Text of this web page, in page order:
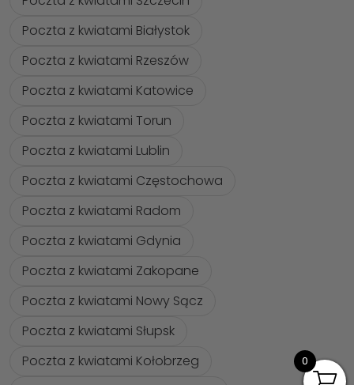
Poczta z kwiatami Białystok
Poczta z kwiatami Rzeszów
Poczta z kwiatami Katowice
Poczta z kwiatami Torun
Poczta z kwiatami Lublin
Poczta z kwiatami Częstochowa
Poczta z kwiatami Radom
Poczta z kwiatami Gdynia
Poczta z kwiatami Zakopane
Poczta z kwiatami Nowy Sącz
Poczta z kwiatami Słupsk
Poczta z kwiatami Kołobrzeg
0